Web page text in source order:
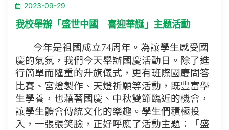
2023-09-29
我校舉辦「盛世中國 喜迎華誕」主題活動
今年是祖國成立74周年。為讓學生感受國
慶的氣氛，我們今天舉辦國慶活動日。除了進
行簡單而隆重的升旗儀式，更有班際國慶問答
比賽、宮燈製作、天燈祈願等活動，既豐富學
生學養，也藉著國慶、中秋雙節臨近的機會，
讓學生體會傳統文化的樂趣。學生們積極投
入，一張張笑臉，正好呼應了活動主題：「盛